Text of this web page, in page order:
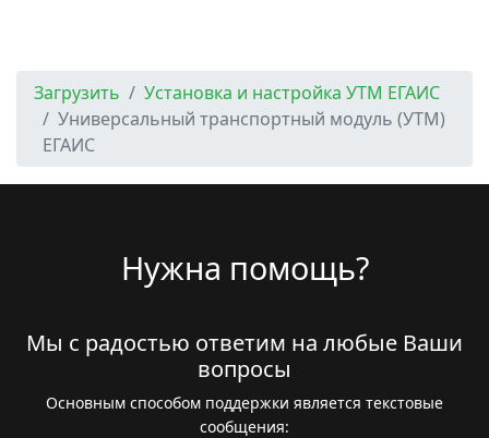
Загрузить
Установка и настройка УТМ ЕГАИС
Универсальный транспортный модуль (УТМ)
ЕГАИС
Нужна помощь?
Мы с радостью ответим на любые Ваши
вопросы
Основным способом поддержки является текстовые
сообщения: